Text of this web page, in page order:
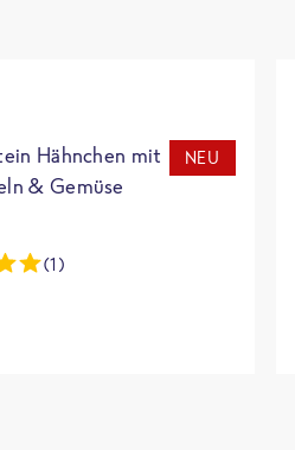
Hähnchen mit
& Gemüse
NEU
(1)